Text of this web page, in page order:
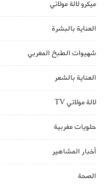
ميكرو لالة مولاتي
العناية بالبشرة
شهيوات الطبخ المغربي
العناية بالشعر
لالة مولاتي TV
حلويات مغربية
أخبار المشاهير
الصحة